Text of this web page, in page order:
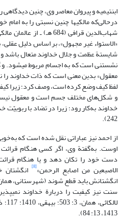
ابن‏تیمیه و پیروان معاصر وی، چنین
درحالی‌که مالکی‏ها چنین نسبتی را به امام
شهاب‌الدین قرافی (684 هـ) ـ
«الاستواء غیر مجهول»، بر اساس دلیل
شایستة عظمت و جلال خداوند متعال باشد و
نشستنی است که به اجسام مربوط می‏شود. و
معقول» بدین معنی است که ذات خداوند را
لفظ کیف وضع کرده است، وصف کرد؛ زیرا
و شکل‌های مختلف جسم است و معقول
242).
از احمد نیز عباراتی نقل شده است که
اوست. به‌گفتة وی، اگر کسی هنگام
دست خود را تکان دهد و یا هنگام
الاصبعین من اصابع الرحمن»[8]
1413، 13: 84).